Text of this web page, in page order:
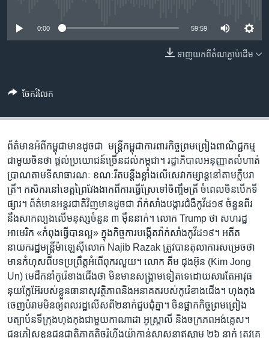
រចនា
ចូល​
ទំព័រ​
ស្វែង​
កម្មវិធីទាំងអស់
បណ្តាញ​សង្គម
ភាសា
0:00 59:59
ទាញ​យក​ពី​តំណភ្ជាប់​ដើម
ចែករំលែក
ព័ត៌មាន​អំពី​កម្ពុជា​មាន​ដូចជា មន្រ្តី​កម្ពុជា​ការពារ​កិច្ចព្រមព្រៀង​ពាណិជ្ជកម្ម​
ជាមួយ​ចិន​ថា​ ផ្តល់​ប្រយោជន៍​ច្រើន​ដល់​កម្ពុជា។ រដ្ឋាភិបាល​អនុញ្ញាត​លំហាត់​
ប្រាណ​តាម​ទីសាធារណៈ ខណៈ​រឹតបន្តឹង​ខ្លាំង​លើ​សេវា​កម្សាន្ត​នៅ​តាម​ក្លឹប​រា
ត្រី។ កសិករ​នៅ​ខេត្ត​ព្រៃវែង​ងាក​ពី​ការ​ធ្វើ​ស្រែ​ទៅ​ចិញ្ចឹម​ត្រី ចំ​ពេល​ចិន​បើក​ទី
ផ្សារ។ ព័ត៌មាន​អន្តរជាតិ​វិញ​មាន​ដូចជា វ៉ាក់សាំង​បង្ការ​ជំងឺ​កូវីដ​១៩ ចំនួន​​ពីរ​
នឹង​​សាក​ល្បង​លើ​មនុស្ស​​ចំនួន ៣ ម៉ឺន​នាក់។ លោក Trump ថា សហរដ្ឋ​
អាមេរិក «កំពុង​ធ្វើ​បាន​ល្អ» ក្នុង​កិច្ចការ​​បង្កើត​វ៉ាក់សាំង​កូវីដ១៩។ អតីត​
នាយករដ្ឋមន្ត្រី​ម៉ាឡេស៊ី​លោក Najib Razak ត្រូវ​បាន​តុលាការ​សម្រេច​ថា​
មាន​កំហុស​ពី​បទ​ប្រព្រឹត្ត​អំពើ​ពុករលួយ។ លោក គីម ជុងអ៊ុន (Kim Jong
Un) មេដឹកនាំ​កូរ៉េ​ខាងជើង​ថា មិន​មាន​សង្គ្រាម​ទៀត​ទេ​ដោយ​សារ​តែ​អាវុធ​
នុយក្លែអ៊ែ​​របស់​ខ្លួន​​ធានា​សុវត្ថិភាព​និង​អនាគត​របស់​កូរ៉េខាងជើង។ ហុងកុង​
ចេញ​បំរាម​មិន​ឲ្យ​ពលរដ្ឋ​លើស​ពី​​២​នាក់​​ជួប​​ជុំ​គ្នា។ ចិន​ផ្អាក​កិច្ច​ព្រមព្រៀង​
បត្យាប័ន​ទីក្រុង​ហុងកុង​ជាមួយ​កាណាដា អូស្ត្រាលី និង​ចក្រភព​អង់គ្លេស។
ជនភៀសខ្លួន​ជនជាតិ​ភាគតិច​រ៉ូហ៊ីងយ៉ា​កាន់​សាសនា​ឥស្លាម​ ២៦ នាក់​ ត្រូវ​គេ​